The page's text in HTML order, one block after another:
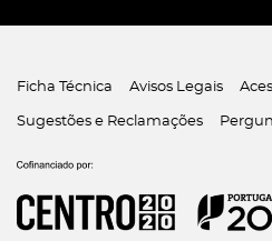
Ficha Técnica Avisos Legais
Sugestões e Reclamações